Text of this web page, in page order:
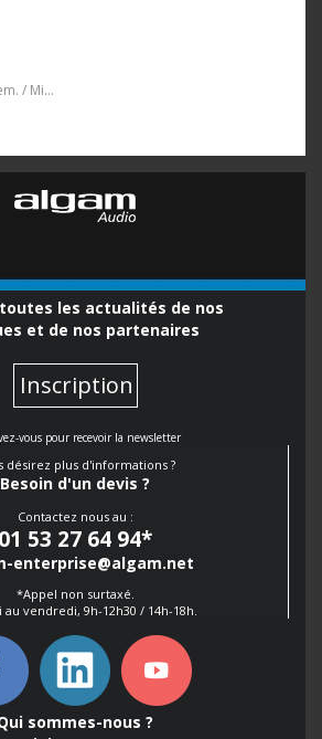
Fiches NEUTRIK XLR fem. / Mini-Jack 3 points asym. - 1,5 m
les actualités de nos
et de nos partenaires
Inscription
vous pour recevoir la newsletter
désirez plus d'informations ?
Besoin d'un devis ?
Contactez nous au :
01 53 27 64 94*
enterprise@algam.net
*Appel non surtaxé.
au vendredi, 9h-12h30 / 14h-18h.
sommes-nous ?